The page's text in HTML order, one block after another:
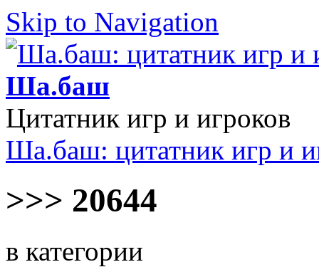
Skip to Navigation
Ша.баш
Цитатник игр и игроков
Ша.баш: цитатник игр и
>>> 20644
в категории